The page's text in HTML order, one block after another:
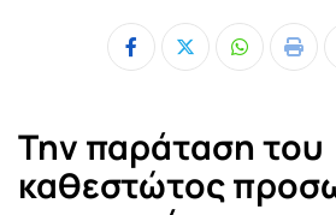
Whatsapp
Print
Την παράταση του
καθεστώτος